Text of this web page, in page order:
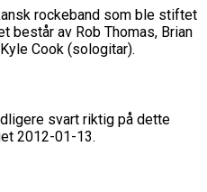
rockeband som ble stiftet
består av Rob Thomas, Brian
Cook (sologitar).
svart riktig på dette
2012-01-13.